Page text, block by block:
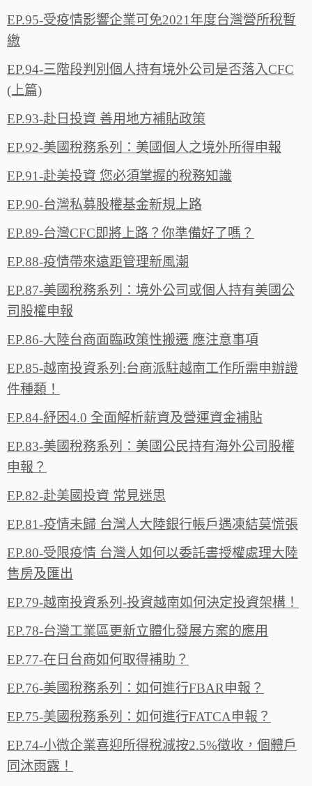
EP.95-受疫情影響企業可免2021年度台灣營所稅暫
繳
EP.94-三階段判別個人持有境外公司是否落入CFC
(上篇)
EP.93-赴日投資 善用地方補貼政策
EP.92-美國稅務系列：美國個人之境外所得申報
EP.91-赴美投資 您必須掌握的稅務知識
EP.90-台灣私募股權基金新規上路
EP.89-台灣CFC即將上路？你準備好了嗎？
EP.88-疫情帶來遠距管理新風潮
EP.87-美國稅務系列：境外公司或個人持有美國公
司股權申報
EP.86-大陸台商面臨政策性搬遷 應注意事項
EP.85-越南投資系列:台商派駐越南工作所需申辦證
件種類！
EP.84-紓困4.0 全面解析薪資及營運資金補貼
EP.83-美國稅務系列：美國公民持有海外公司股權
申報？
EP.82-赴美國投資 常見迷思
EP.81-疫情未歸 台灣人大陸銀行帳戶遇凍結莫慌張
EP.80-受限疫情 台灣人如何以委託書授權處理大陸
售房及匯出
EP.79-越南投資系列-投資越南如何決定投資架構！
EP.78-台灣工業區更新立體化發展方案的應用
EP.77-在日台商如何取得補助？
EP.76-美國稅務系列：如何進行FBAR申報？
EP.75-美國稅務系列：如何進行FATCA申報？‬
EP.74-小微企業喜迎所得稅減按2.5%徵收，個體戶
同沐雨露‪！‬